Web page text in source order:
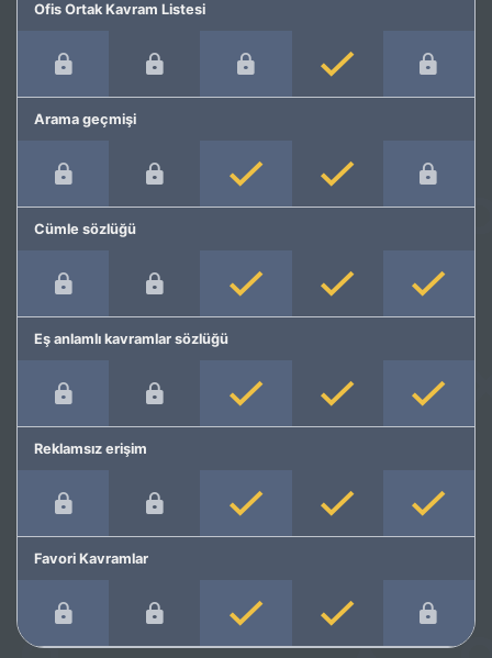
Ofis Ortak Kavram Listesi
Arama geçmişi
Cümle sözlüğü
Eş anlamlı kavramlar sözlüğü
Reklamsız erişim
Favori Kavramlar